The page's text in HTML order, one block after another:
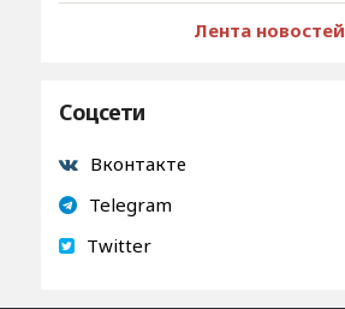
Лента новостей
Соцсети
Вконтакте
Telegram
Twitter